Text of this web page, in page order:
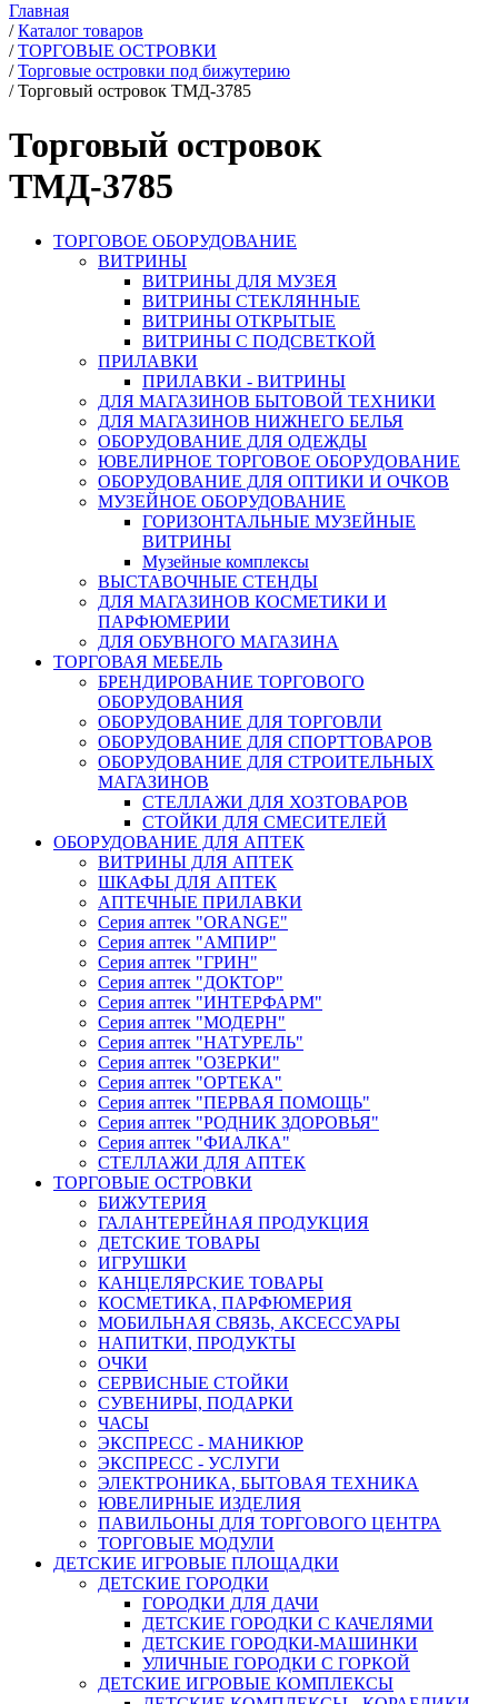
Главная
/ Каталог товаров
/ ТОРГОВЫЕ ОСТРОВКИ
/ Торговые островки под бижутерию
/ Торговый островок ТМД-3785
Торговый островок
ТМД-3785
ТОРГОВОЕ ОБОРУДОВАНИЕ
ВИТРИНЫ
ВИТРИНЫ ДЛЯ МУЗЕЯ
ВИТРИНЫ СТЕКЛЯННЫЕ
ВИТРИНЫ ОТКРЫТЫЕ
ВИТРИНЫ С ПОДСВЕТКОЙ
ПРИЛАВКИ
ПРИЛАВКИ - ВИТРИНЫ
ДЛЯ МАГАЗИНОВ БЫТОВОЙ ТЕХНИКИ
ДЛЯ МАГАЗИНОВ НИЖНЕГО БЕЛЬЯ
ОБОРУДОВАНИЕ ДЛЯ ОДЕЖДЫ
ЮВЕЛИРНОЕ ТОРГОВОЕ ОБОРУДОВАНИЕ
ОБОРУДОВАНИЕ ДЛЯ ОПТИКИ И ОЧКОВ
МУЗЕЙНОЕ ОБОРУДОВАНИЕ
ГОРИЗОНТАЛЬНЫЕ МУЗЕЙНЫЕ
ВИТРИНЫ
Музейные комплексы
ВЫСТАВОЧНЫЕ СТЕНДЫ
ДЛЯ МАГАЗИНОВ КОСМЕТИКИ И
ПАРФЮМЕРИИ
ДЛЯ ОБУВНОГО МАГАЗИНА
ТОРГОВАЯ МЕБЕЛЬ
БРЕНДИРОВАНИЕ ТОРГОВОГО
ОБОРУДОВАНИЯ
ОБОРУДОВАНИЕ ДЛЯ ТОРГОВЛИ
ОБОРУДОВАНИЕ ДЛЯ СПОРТТОВАРОВ
ОБОРУДОВАНИЕ ДЛЯ СТРОИТЕЛЬНЫХ
МАГАЗИНОВ
СТЕЛЛАЖИ ДЛЯ ХОЗТОВАРОВ
СТОЙКИ ДЛЯ СМЕСИТЕЛЕЙ
ОБОРУДОВАНИЕ ДЛЯ АПТЕК
ВИТРИНЫ ДЛЯ АПТЕК
ШКАФЫ ДЛЯ АПТЕК
АПТЕЧНЫЕ ПРИЛАВКИ
Серия аптек "ORANGE"
Серия аптек "АМПИР"
Серия аптек "ГРИН"
Серия аптек "ДОКТОР"
Серия аптек "ИНТЕРФАРМ"
Серия аптек "МОДЕРН"
Серия аптек "НАТУРЕЛЬ"
Серия аптек "ОЗЕРКИ"
Серия аптек "ОРТЕКА"
Серия аптек "ПЕРВАЯ ПОМОЩЬ"
Серия аптек "РОДНИК ЗДОРОВЬЯ"
Серия аптек "ФИАЛКА"
СТЕЛЛАЖИ ДЛЯ АПТЕК
ТОРГОВЫЕ ОСТРОВКИ
БИЖУТЕРИЯ
ГАЛАНТЕРЕЙНАЯ ПРОДУКЦИЯ
ДЕТСКИЕ ТОВАРЫ
ИГРУШКИ
КАНЦЕЛЯРСКИЕ ТОВАРЫ
КОСМЕТИКА, ПАРФЮМЕРИЯ
МОБИЛЬНАЯ СВЯЗЬ, АКСЕССУАРЫ
НАПИТКИ, ПРОДУКТЫ
ОЧКИ
СЕРВИСНЫЕ СТОЙКИ
СУВЕНИРЫ, ПОДАРКИ
ЧАСЫ
ЭКСПРЕСС - МАНИКЮР
ЭКСПРЕСС - УСЛУГИ
ЭЛЕКТРОНИКА, БЫТОВАЯ ТЕХНИКА
ЮВЕЛИРНЫЕ ИЗДЕЛИЯ
ПАВИЛЬОНЫ ДЛЯ ТОРГОВОГО ЦЕНТРА
ТОРГОВЫЕ МОДУЛИ
ДЕТСКИЕ ИГРОВЫЕ ПЛОЩАДКИ
ДЕТСКИЕ ГОРОДКИ
ГОРОДКИ ДЛЯ ДАЧИ
ДЕТСКИЕ ГОРОДКИ С КАЧЕЛЯМИ
ДЕТСКИЕ ГОРОДКИ-МАШИНКИ
УЛИЧНЫЕ ГОРОДКИ С ГОРКОЙ
ДЕТСКИЕ ИГРОВЫЕ КОМПЛЕКСЫ